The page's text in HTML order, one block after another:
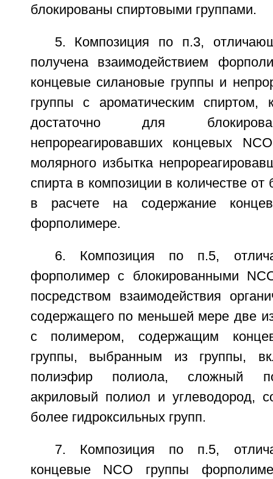
блокированы спиртовыми группами.
5. Композиция по п.3,
получена взаимодействием
концевые силановые группы и
группы с ароматическим спиртом,
достаточно для
непрореагировавших концевых
молярного избытка
спирта в композиции в количестве
в расчете на содержание
форполимере.
6. Композиция по п.5,
форполимер с блокированными
посредством взаимодействия
содержащего по меньшей мере две
с полимером, содержащим
группы, выбранным из группы,
полиэфир полиола, сложный
акриловый полиол и углеводород,
более гидроксильных групп.
7. Композиция по п.5,
концевые NCO группы